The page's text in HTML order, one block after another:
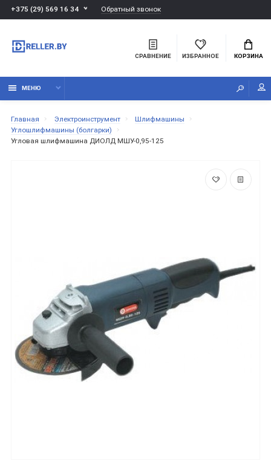
+375 (29) 569 16 34 Обратный звонок
СРАВНЕНИЕ ИЗБРАННОЕ КОРЗИНА
МЕНЮ
Главная Электроинструмент
Шлифмашины
Углошлифмашины (болгарки)
Угловая шлифмашина ДИОЛД МШУ-0,95-125